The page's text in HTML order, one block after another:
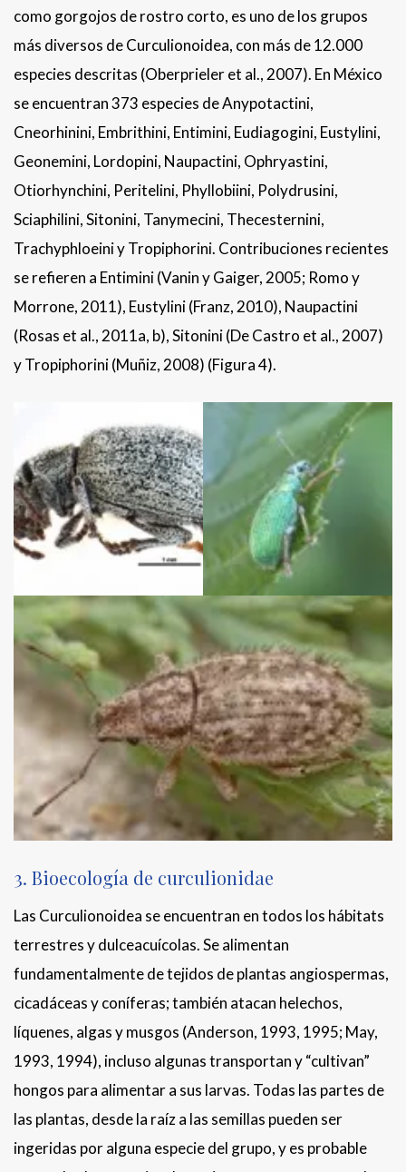
como gorgojos de rostro corto, es uno de los grupos
más diversos de Curculionoidea, con más de 12.000
especies descritas (Oberprieler et al., 2007). En México
se encuentran 373 especies de Anypotactini,
Cneorhinini, Embrithini, Entimini, Eudiagogini, Eustylini,
Geonemini, Lordopini, Naupactini, Ophryastini,
Otiorhynchini, Peritelini, Phyllobiini, Polydrusini,
Sciaphilini, Sitonini, Tanymecini, Thecesternini,
Trachyphloeini y Tropiphorini. Contribuciones recientes
se refieren a Entimini (Vanin y Gaiger, 2005; Romo y
Morrone, 2011), Eustylini (Franz, 2010), Naupactini
(Rosas et al., 2011a, b), Sitonini (De Castro et al., 2007)
y Tropiphorini (Muñiz, 2008) (Figura 4).
3. Bioecología de curculionidae
Las Curculionoidea se encuentran en todos los hábitats
terrestres y dulceacuícolas. Se alimentan
fundamentalmente de tejidos de plantas angiospermas,
cicadáceas y coníferas; también atacan helechos,
líquenes, algas y musgos (Anderson, 1993, 1995; May,
1993, 1994), incluso algunas transportan y “cultivan”
hongos para alimentar a sus larvas. Todas las partes de
las plantas, desde la raíz a las semillas pueden ser
ingeridas por alguna especie del grupo, y es probable